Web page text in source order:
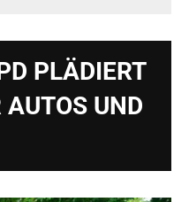
PLÄDIERT
AUTOS UND